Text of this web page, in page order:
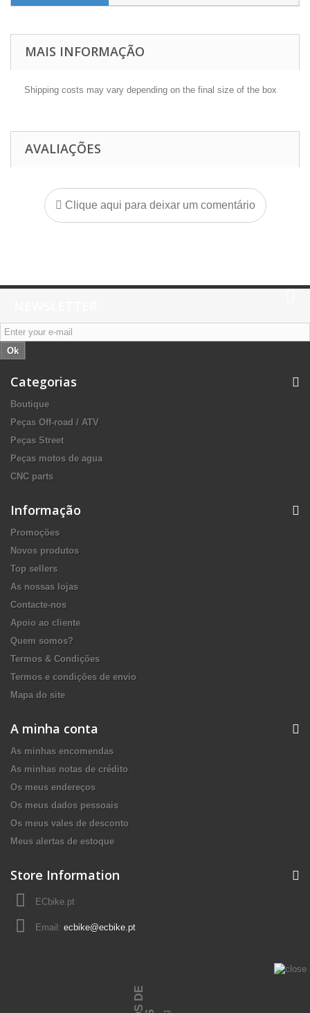
MAIS INFORMAÇÃO
Shipping costs may vary depending on the final size of the box
AVALIAÇÕES
Clique aqui para deixar um comentário
Ok
Categorias
Boutique
Peças Off-road / ATV
Peças Street
Peças motos de agua
CNC parts
Informação
Promoções
Novos produtos
Top sellers
As nossas lojas
Contacte-nos
Apoio ao cliente
Quem somos?
Termos & Condições
Termos e condições de envio
Mapa do site
A minha conta
As minhas encomendas
As minhas notas de crédito
Os meus endereços
Os meus dados pessoais
Os meus vales de desconto
Meus alertas de estoque
Store Information
ECbike.pt
Email: ecbike@ecbike.pt